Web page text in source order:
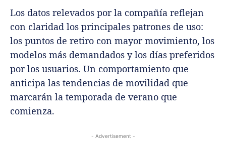
Los datos relevados por la compañía reflejan
con claridad los principales patrones de uso:
los puntos de retiro con mayor movimiento, los
modelos más demandados y los días preferidos
por los usuarios. Un comportamiento que
anticipa las tendencias de movilidad que
marcarán la temporada de verano que
comienza.
- Advertisement -